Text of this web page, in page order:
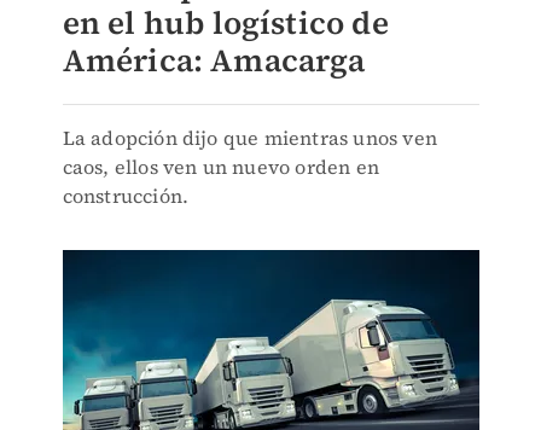
en el hub logístico de
América: Amacarga
La adopción dijo que mientras unos ven
caos, ellos ven un nuevo orden en
construcción.